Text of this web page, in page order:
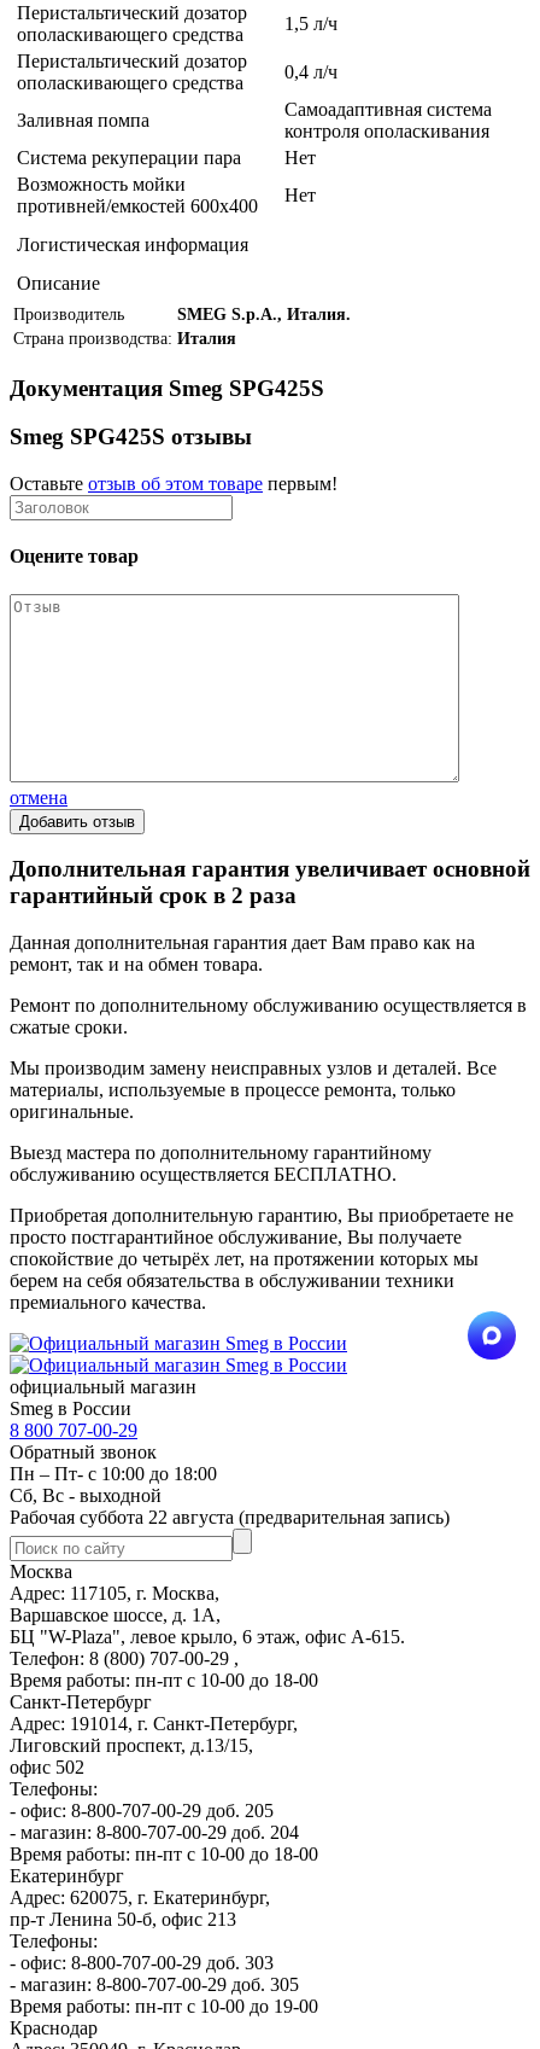
Перистальтический дозатор
ополаскивающего средства
1,5 л/ч
Перистальтический дозатор
ополаскивающего средства
0,4 л/ч
Заливная помпа
Самоадаптивная система
контроля ополаскивания
Система рекуперации пара
Нет
Возможность мойки
противней/емкостей 600x400
Нет
Логистическая информация
Описание
Производитель
SMEG S.p.A., Италия.
Страна производства: Италия
Документация Smeg SPG425S
Smeg SPG425S отзывы
Оставьте отзыв об этом товаре первым!
Оцените товар
отмена
Дополнительная гарантия увеличивает основной
гарантийный срок в 2 раза
Данная дополнительная гарантия дает Вам право как на
ремонт, так и на обмен товара.
Ремонт по дополнительному обслуживанию осуществляется в
сжатые сроки.
Мы производим замену неисправных узлов и деталей. Все
материалы, используемые в процессе ремонта, только
оригинальные.
Выезд мастера по дополнительному гарантийному
обслуживанию осуществляется БЕСПЛАТНО.
Приобретая дополнительную гарантию, Вы приобретаете не
просто постгарантийное обслуживание, Вы получаете
спокойствие до четырёх лет, на протяжении которых мы
берем на себя обязательства в обслуживании техники
премиального качества.
официальный магазин
Smeg в России
8 800 707-00-29
Обратный звонок
Пн – Пт- с 10:00 до 18:00
Сб, Вс - выходной
Рабочая суббота 22 августа (предварительная запись)
Москва
Адрес: 117105, г. Москва,
Варшавское шоссе, д. 1А,
БЦ "W-Plaza", левое крыло, 6 этаж, офис А-615.
Телефон: 8 (800) 707-00-29 ,
Время работы: пн-пт с 10-00 до 18-00
Санкт-Петербург
Адрес: 191014, г. Санкт-Петербург,
Лиговский проспект, д.13/15,
офис 502
Телефоны:
- офис: 8-800-707-00-29 доб. 205
- магазин: 8-800-707-00-29 доб. 204
Время работы: пн-пт с 10-00 до 18-00
Екатеринбург
Адрес: 620075, г. Екатеринбург,
пр-т Ленина 50-б, офис 213
Телефоны:
- офис: 8-800-707-00-29 доб. 303
- магазин: 8-800-707-00-29 доб. 305
Время работы: пн-пт с 10-00 до 19-00
Краснодар